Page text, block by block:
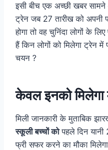
इसी बीच एक अच्छी खबर सामने
ट्रेन जब 27 तारीख को अपनी
होगा तो वह चुनिंदा लोगों के
हैं किन लोगों को मिलेगा ट्रेन
चयन ?
केवल इनको मिलेगा
मिली जानकारी के मुताबिक
स्कूली बच्चों कोपहले दिन
फ्री सफर करने का मौका